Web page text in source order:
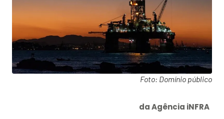
Foto: Domínio público
da Agência iNFRA